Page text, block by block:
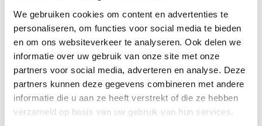
We gebruiken cookies om content en advertenties te
personaliseren, om functies voor social media te bieden
en om ons websiteverkeer te analyseren. Ook delen we
informatie over uw gebruik van onze site met onze
partners voor social media, adverteren en analyse. Deze
partners kunnen deze gegevens combineren met andere
informatie die u aan ze heeft verstrekt of die ze hebben
verzameld op basis van uw gebruik van hun services.
(volledig traject)
Verkort traject voor ervaren chauffeurs
voor €1.500,00
Begeleiding bij de aanvraag van de
chauffeurskaart en CBR-examens
Advies over de meest winstgevende
platforms en werkstrategieën
Doorverwijzing naar betrouwbare